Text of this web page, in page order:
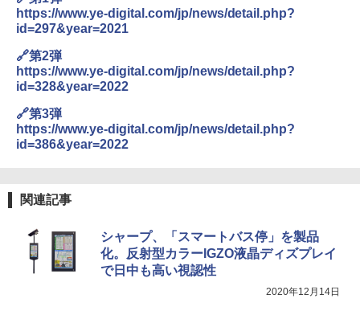
https://www.ye-digital.com/jp/news/detail.php?
id=297&year=2021
🔗第2弾
https://www.ye-digital.com/jp/news/detail.php?
id=328&year=2022
🔗第3弾
https://www.ye-digital.com/jp/news/detail.php?
id=386&year=2022
関連記事
シャープ、「スマートバス停」を製品
化。反射型カラーIGZO液晶ディズプレイ
で日中も高い視認性
2020年12月14日